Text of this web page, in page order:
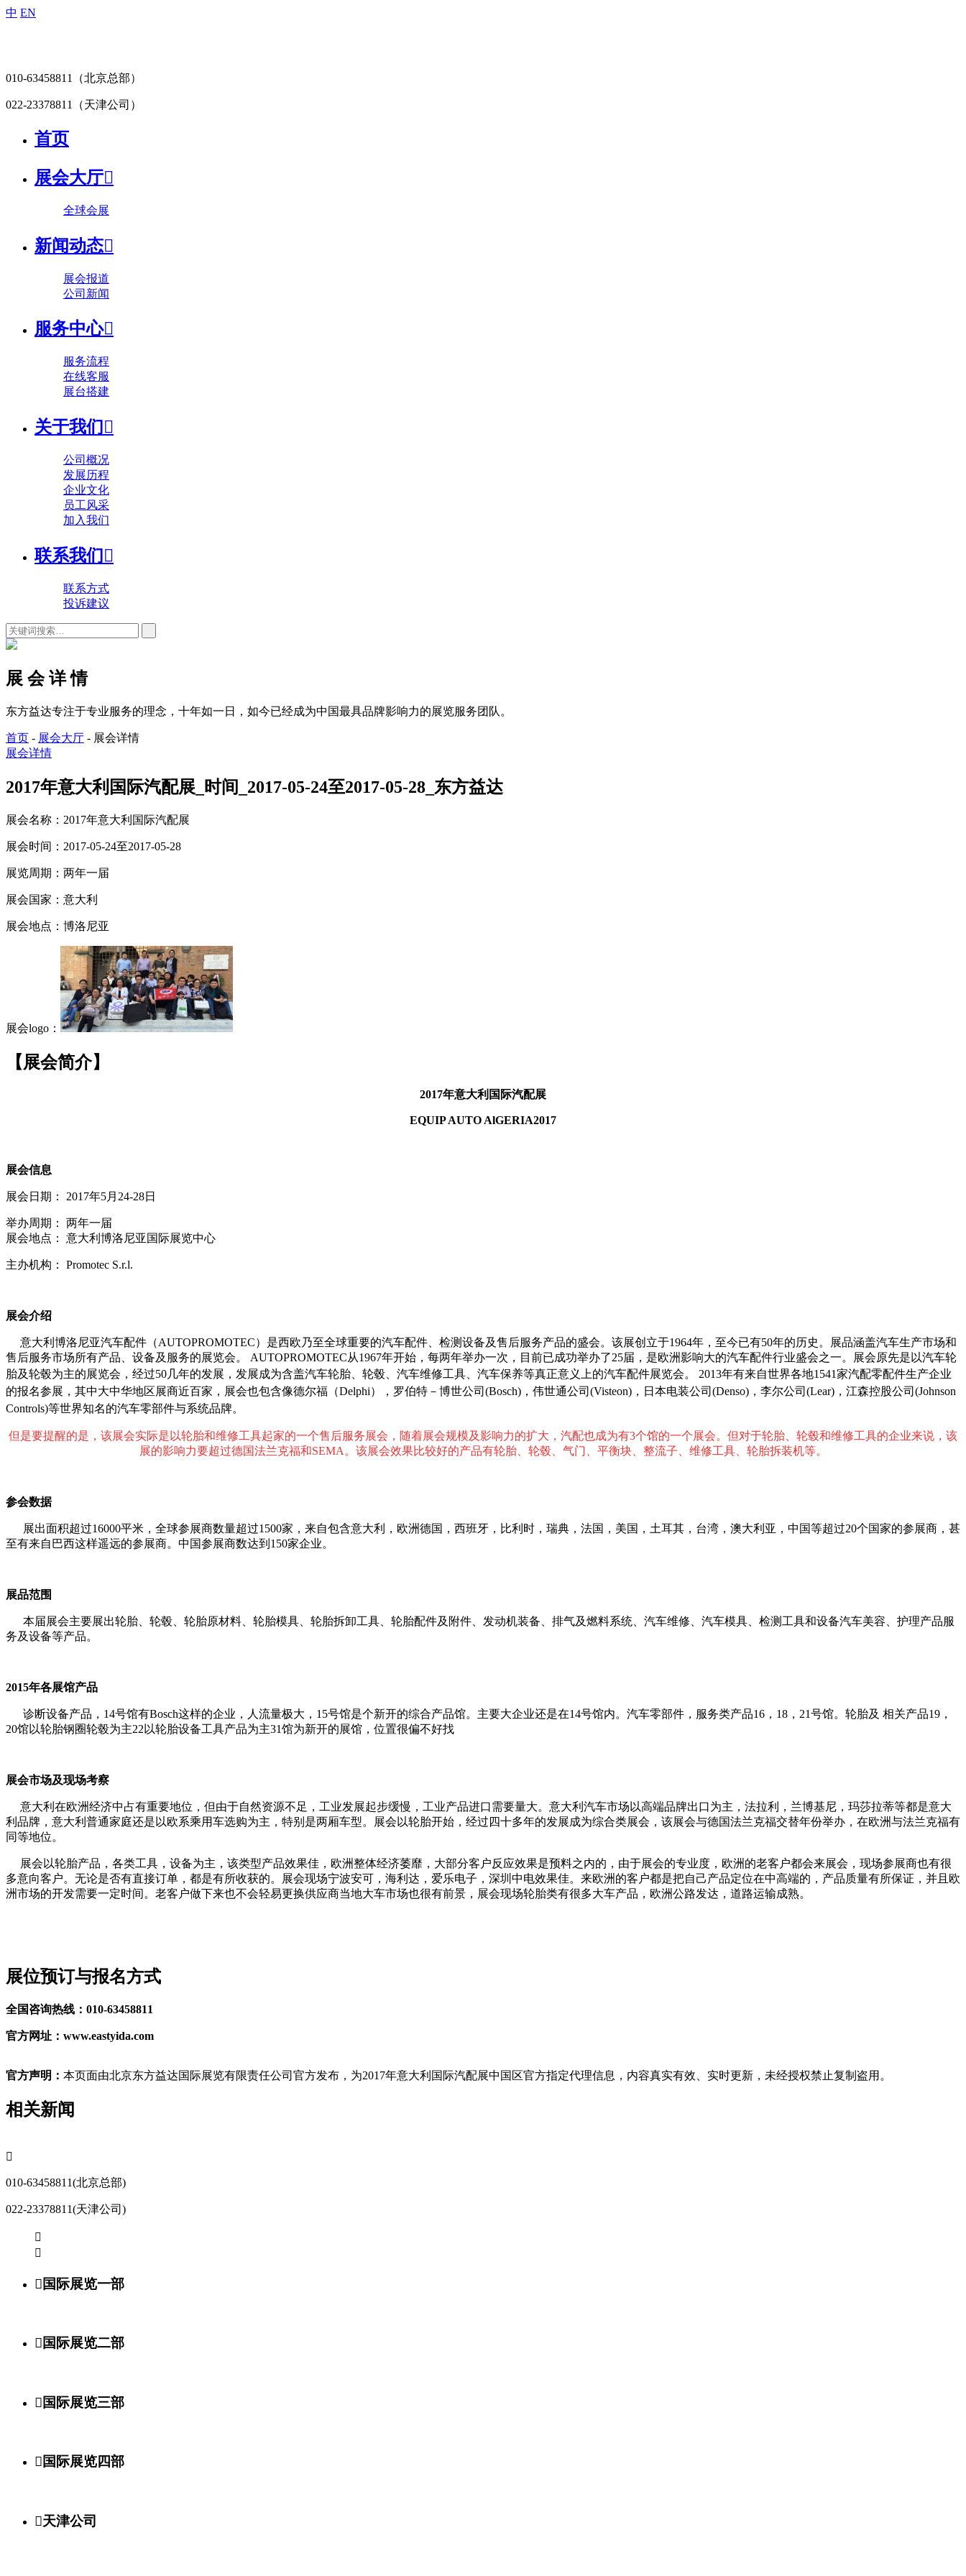
中 EN
010-63458811 （北京总部）
022-23378811 （天津公司）
首页
展会大厅
全球会展
新闻动态
展会报道
公司新闻
服务中心
服务流程
在线客服
展台搭建
关于我们 
公司概况
发展历程
企业文化
员工风采
加入我们
联系我们 
联系方式
投诉建议
展 会 详 情
东方益达专注于专业服务的理念，十年如一日，如今已经成为中国最具品牌影响力的展览服务团队。
首页 - 展会大厅 - 展会详情
展会详情
2017年意大利国际汽配展_时间_2017-05-24至2017-05-28_东方益达
展会名称： 2017年意大利国际汽配展
展会时间： 2017-05-24至2017-05-28
展览周期： 两年一届
展会国家： 意大利
展会地点： 博洛尼亚
展会logo：
【展会简介】
2017年意大利国际汽配展
EQUIP AUTO AlGERIA2017
展会信息
展会日期： 2017年5月24-28日
举办周期： 两年一届
展会地点： 意大利博洛尼亚国际展览中心
主办机构： Promotec S.r.l.
展会介绍
意大利博洛尼亚汽车配件（AUTOPROMOTEC）是西欧乃至全球重要的汽车配件、检测设备及售后服务产品的盛会。该展创立于1964年，至今已有50年的历史。展品涵盖汽车生产市场和
售后服务市场所有产品、设备及服务的展览会。 AUTOPROMOTEC从1967年开始，每两年举办一次，目前已成功举办了25届，是欧洲影响大的汽车配件行业盛会之一。展会原先是以汽车轮
胎及轮毂为主的展览会，经过50几年的发展，发展成为含盖汽车轮胎、轮毂、汽车维修工具、汽车保养等真正意义上的汽车配件展览会。
2013年有来自世界各地1541家汽配零配件生产企业
的报名参展，其中大中华地区展商近百家，展会也包含像德尔福（Delphi），罗伯特－博世公司(Bosch)，伟世通公司(Visteon)，日本电装公司(Denso)，李尔公司(Lear)，江森控股公司(Johnson
Controls)等世界知名的汽车零部件与系统品牌。
但是要提醒的是，该展会实际是以轮胎和维修工具起家的一个售后服务展会，随着展会规模及影响力的扩大，汽配也成为有3个馆的一个展会。但对于轮胎、轮毂和维修工具的企业来说，该
展的影响力要超过德国法兰克福和SEMA。该展会效果比较好的产品有轮胎、轮毂、气门、平衡块、整流子、维修工具、轮胎拆装机等。
参会数据
展出面积超过16000平米，全球参展商数量超过1500家，来自包含意大利，欧洲德国，西班牙，比利时，瑞典，法国，美国，土耳其，台湾，澳大利亚，中国等超过20个国家的参展商，甚
至有来自巴西这样遥远的参展商。中国参展商数达到150家企业。
展品范围
本届展会主要展出轮胎、轮毂、轮胎原材料、轮胎模具、轮胎拆卸工具、轮胎配件及附件、发动机装备、排气及燃料系统、汽车维修、汽车模具、检测工具和设备汽车美容、护理产品服
务及设备等产品。
2015年各展馆产品
诊断设备产品， 14号馆有Bosch这样的企业，人流量极大，15号馆是个新开的综合产品馆。主要大企业还是在14号馆内。汽车零部件，服务类产品16，18，21号馆。轮胎及 相关产品19，
20馆以轮胎钢圈轮毂为主22以轮胎设备工具产品为主31馆为新开的展馆，位置很偏不好找
展会市场及现场考察
意大利在欧洲经济中占有重要地位，但由于自然资源不足，工业发展起步缓慢，工业产品进口需要量大。意大利汽车市场以高端品牌出口为主，法拉利，兰博基尼，玛莎拉蒂等都是意大
利品牌，意大利普通家庭还是以欧系乘用车选购为主，特别是两厢车型。展会以轮胎开始，经过四十多年的发展成为综合类展会，该展会与德国法兰克福交替年份举办，在欧洲与法兰克福有
同等地位。
展会以轮胎产品，各类工具，设备为主，该类型产品效果佳，欧洲整体经济萎靡，大部分客户反应效果是预料之内的，由于展会的专业度，欧洲的老客户都会来展会，现场参展商也有很
多意向客户。无论是否有直接订单，都是有所收获的。展会现场宁波安可，海利达，爱乐电子，深圳中电效果佳。来欧洲的客户都是把自己产品定位在中高端的，产品质量有所保证，并且欧
洲市场的开发需要一定时间。老客户做下来也不会轻易更换供应商当地大车市场也很有前景，展会现场轮胎类有很多大车产品，欧洲公路发达，道路运输成熟。
展位预订与报名方式
全国咨询热线：010-63458811
官方网址：www.eastyida.com
官方声明： 本页面由北京东方益达国际展览有限责任公司官方发布，为2017年意大利国际汽配展中国区官方指定代理信息，内容真实有效、实时更新，未经授权禁止复制盗用。
相关新闻

010-63458811(北京总部)
022-23378811(天津公司)


国际展览一部
国际展览二部
国际展览三部
国际展览四部
天津公司